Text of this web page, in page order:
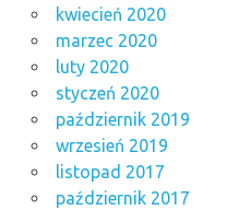
kwiecień 2020
marzec 2020
luty 2020
styczeń 2020
październik 2019
wrzesień 2019
listopad 2017
październik 2017